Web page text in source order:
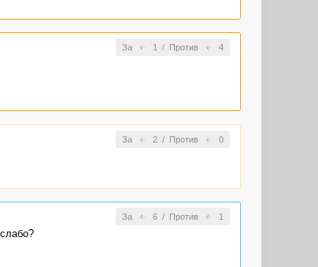
За 1 / Против 4
За 2/ Против 0
За 6/ Против 1